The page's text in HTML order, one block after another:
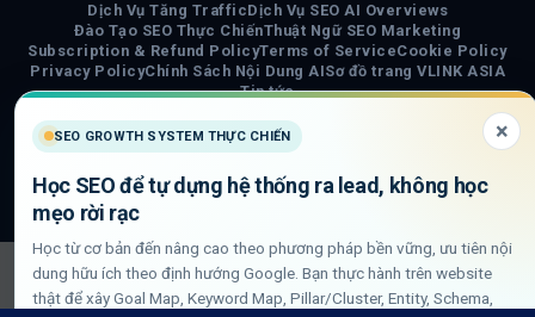
Visa PayPal Stripe MasterCard
Cash
Dịch Vụ Tăng TrafficDịch Vụ SEO AI Overviews
Đào Tạo SEO Thực ChiếnThuật Ngữ SEO Marketing
Subscription & Refund PolicyTerms of ServiceCookie Policy
Privacy PolicyChính Sách Nội Dung AISơ đồ trang VLINK ASIA
Tin tức
COPYRIGHT 2026 ©VLINK ASIA
SEO GROWTH SYSTEM THỰC CHIẾN ×
Học SEO để tự dựng hệ thống ra lead, không học
mẹo rời rạc
Học từ cơ bản đến nâng cao theo phương pháp bền vững, ưu tiên nội
dung hữu ích theo định hướng Google. Bạn thực hành trên website
thật để xây Goal Map, Keyword Map, Pillar/Cluster, Entity, Schema,